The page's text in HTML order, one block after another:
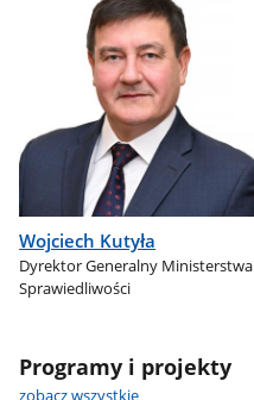
Wojciech Kutyła
Dyrektor Generalny Ministerstwa
Sprawiedliwości
Programy i projekty
zobacz wszystkie